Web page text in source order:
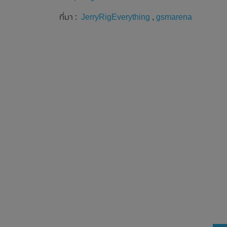
ที่มา : JerryRigEverything , gsmarena